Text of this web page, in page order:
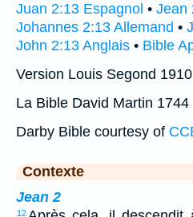
Juan 2:13 Espagnol • Jean
Johannes 2:13 Allemand •
John 2:13 Anglais • Bible
Version Louis Segond 1910
La Bible David Martin 1744
Darby Bible courtesy of
Contexte
Jean 2
12